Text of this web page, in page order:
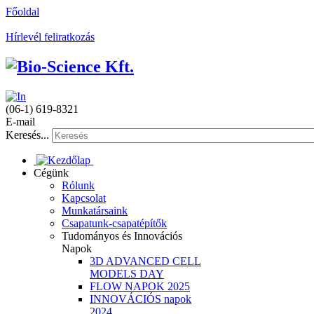
Főoldal
Hírlevél feliratkozás
(06-1) 619-8321
E-mail
Keresés...
Cégünk
Rólunk
Kapcsolat
Munkatársaink
Csapatunk-csapatépítők
Tudományos és Innovációs
Napok
3D ADVANCED CELL
MODELS DAY
FLOW NAPOK 2025
INNOVÁCIÓS napok
2024